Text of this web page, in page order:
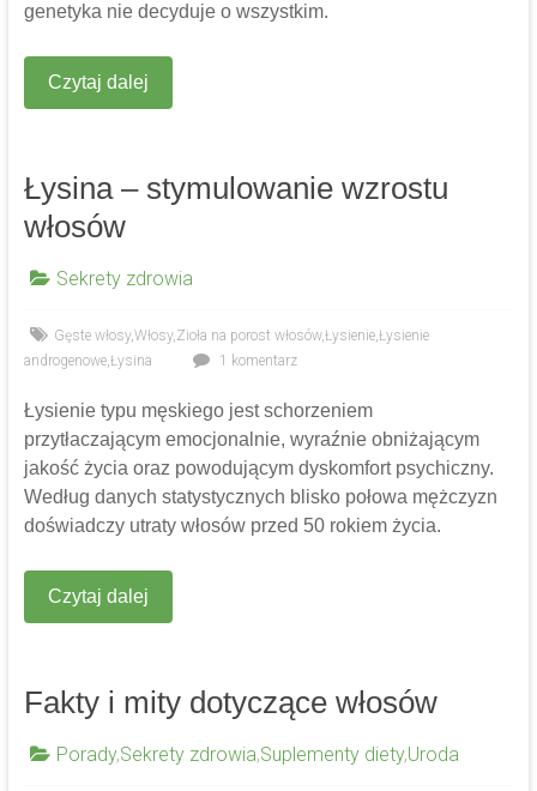
genetyka nie decyduje o wszystkim.
Czytaj dalej
Łysina – stymulowanie wzrostu
włosów
Sekrety zdrowia
Gęste włosy,Włosy,Zioła na porost włosów,Łysienie,Łysienie
androgenowe,Łysina 1 komentarz
Łysienie typu męskiego jest schorzeniem
przytłaczającym emocjonalnie, wyraźnie obniżającym
jakość życia oraz powodującym dyskomfort psychiczny.
Według danych statystycznych blisko połowa mężczyzn
doświadczy utraty włosów przed 50 rokiem życia.
Czytaj dalej
Fakty i mity dotyczące włosów
Porady,Sekrety zdrowia,Suplementy diety,Uroda